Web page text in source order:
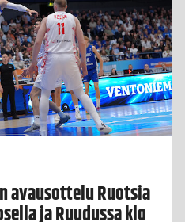
avausottelu Ruotsia
ja Ruudussa klo